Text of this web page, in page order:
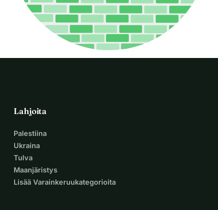
Lahjoita
Palestiina
Ukraina
Tulva
Maanjäristys
Lisää Varainkeruukategorioita